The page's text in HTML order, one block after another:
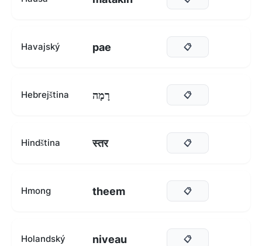
Havajský pae 📋
Hebrejština רָמָה 📋
Hindština स्तर 📋
Hmong theem 📋
Holandský niveau 📋